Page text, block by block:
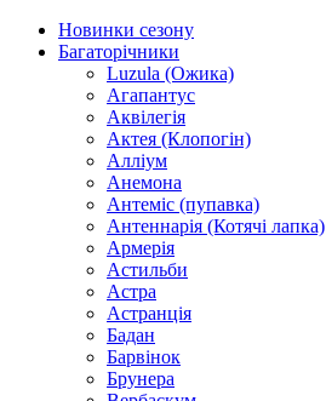
Новинки сезону
Багаторічники
Luzula (Ожика)
Агапантус
Аквілегія
Актея (Клопогін)
Алліум
Анемона
Антеміс (пупавка)
Антеннарія (Котячі лапка)
Армерія
Астильби
Астра
Астранція
Бадан
Барвінок
Брунера